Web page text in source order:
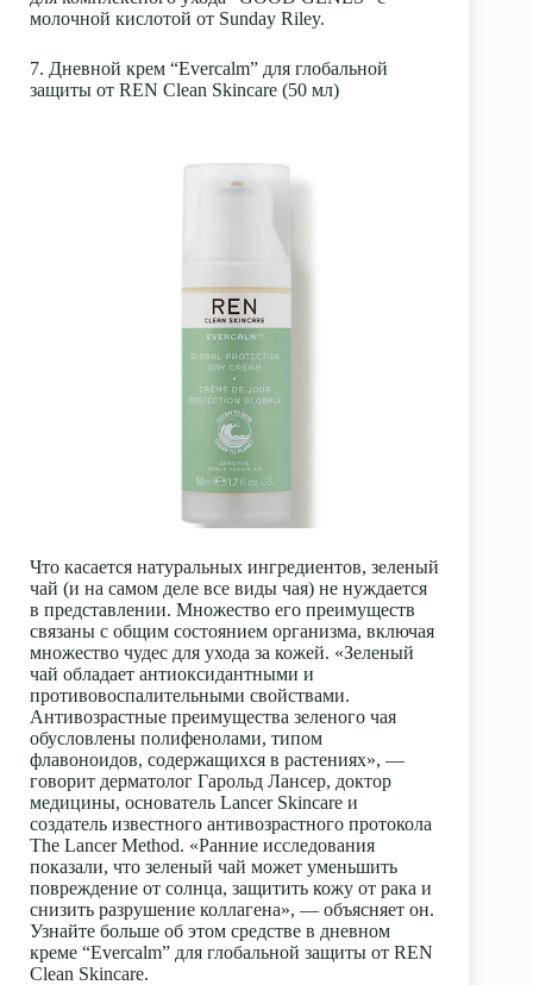
молочной кислотой от Sunday Riley.
7. Дневной крем “Evercalm” для глобальной
защиты от REN Clean Skincare (50 мл)
Что касается натуральных ингредиентов, зеленый
чай (и на самом деле все виды чая) не нуждается
в представлении. Множество его преимуществ
связаны с общим состоянием организма, включая
множество чудес для ухода за кожей. «Зеленый
чай обладает антиоксидантными и
противовоспалительными свойствами.
Антивозрастные преимущества зеленого чая
обусловлены полифенолами, типом
флавоноидов, содержащихся в растениях», —
говорит дерматолог Гарольд Лансер, доктор
медицины, основатель Lancer Skincare и
создатель известного антивозрастного протокола
The Lancer Method. «Ранние исследования
показали, что зеленый чай может уменьшить
повреждение от солнца, защитить кожу от рака и
снизить разрушение коллагена», — объясняет он.
Узнайте больше об этом средстве в дневном
креме “Evercalm” для глобальной защиты от REN
Clean Skincare.